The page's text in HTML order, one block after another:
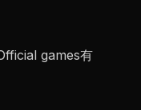
games有